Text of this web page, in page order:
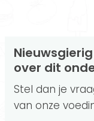
Nieuwsgierig naar meer informatie
over dit
Stel dan je
van onze